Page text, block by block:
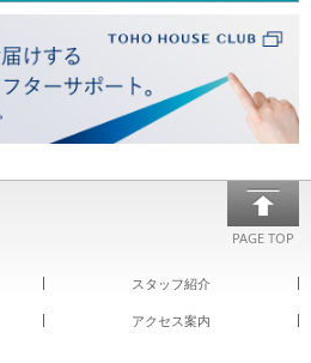
PAGE TOP
スタッフ紹介
アクセス案内